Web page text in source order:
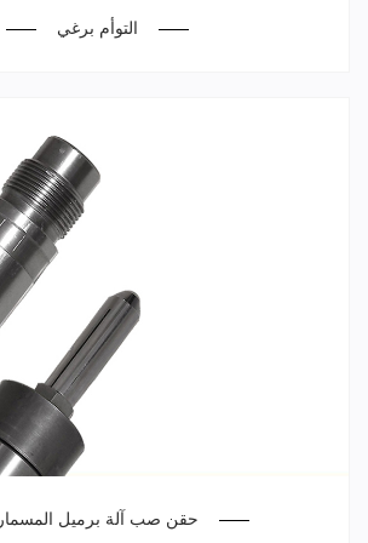
التوأم برغي
حقن صب آلة برميل المسمار